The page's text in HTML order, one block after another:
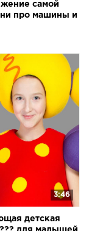
самой
про машины и
3:46
детская